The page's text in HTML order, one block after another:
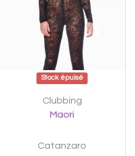
Stock épuisé
Clubbing
Maori
Catanzaro